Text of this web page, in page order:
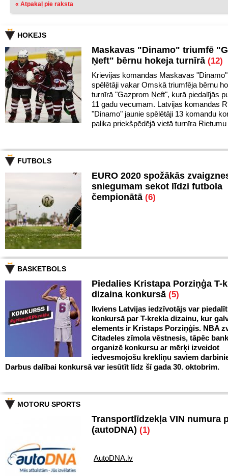
« Atpakaļ pie raksta
HOKEJS
Maskavas "Dinamo" triumfē
Ņeft" bērnu hokeja turnīrā (12)
Krievijas komandas Maskavas
spēlētāji vakar Omskā triumfēja bērnu
turnīrā "Gazprom Ņeft", kurā piedalījās
11 gadu vecumam. Latvijas komandas
"Dinamo" jaunie spēlētāji 13 komandu
palika priekšpēdējā vietā turnīra
FUTBOLS
EURO 2020 spožākās
sniegumam sekot līdzi futbola
čempionātā (6)
BASKETBOLS
Piedalies Kristapa Porziņģa T-
dizaina konkursā (5)
Ikviens Latvijas iedzīvotājs var
konkursā par T-krekla dizainu, kur
elements ir Kristaps Porziņģis. NBA
Citadeles zīmola vēstnesis, tāpēc
organizē konkursu ar mērķi izveidot
iedvesmojošu krekliņu saviem
Darbus dalībai konkursā var iesūtīt līdz šī gada 30. oktobrim.
MOTORU SPORTS
Transportlīdzekļa VIN numura
(autoDNA) (1)
AutoDNA.lv